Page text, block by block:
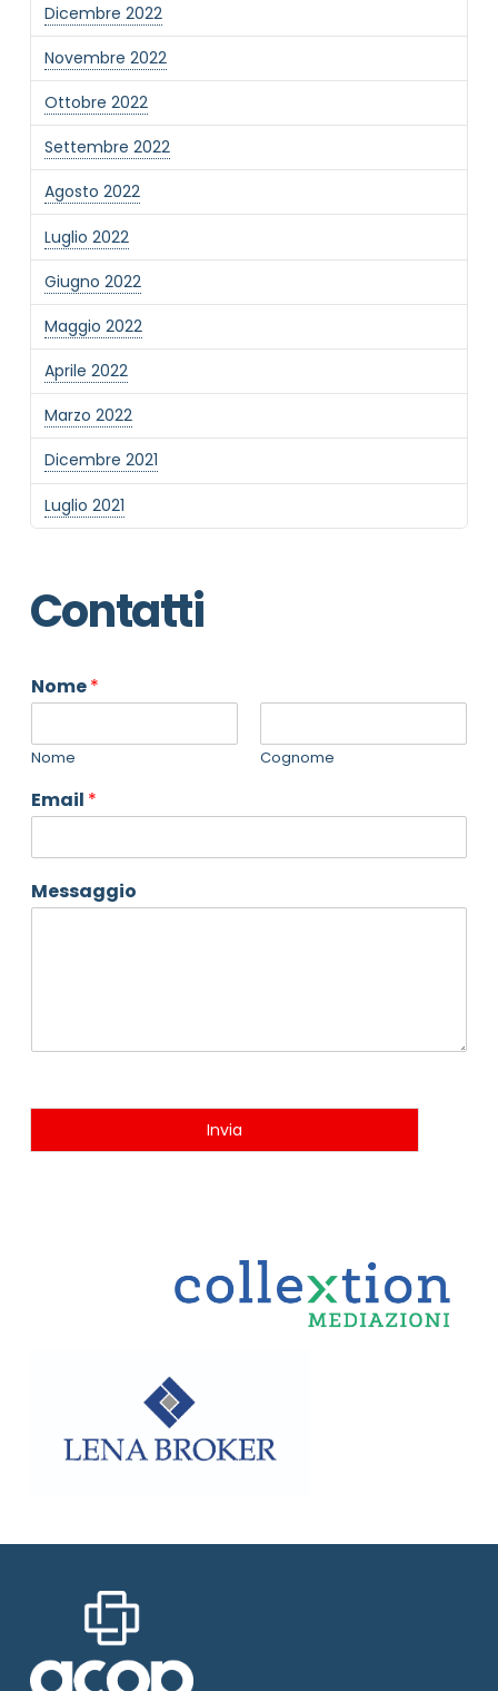
Dicembre 2022
Novembre 2022
Ottobre 2022
Settembre 2022
Agosto 2022
Luglio 2022
Giugno 2022
Maggio 2022
Aprile 2022
Marzo 2022
Dicembre 2021
Luglio 2021
Contatti
Nome*
Nome Cognome
Email *
Messaggio
Invia